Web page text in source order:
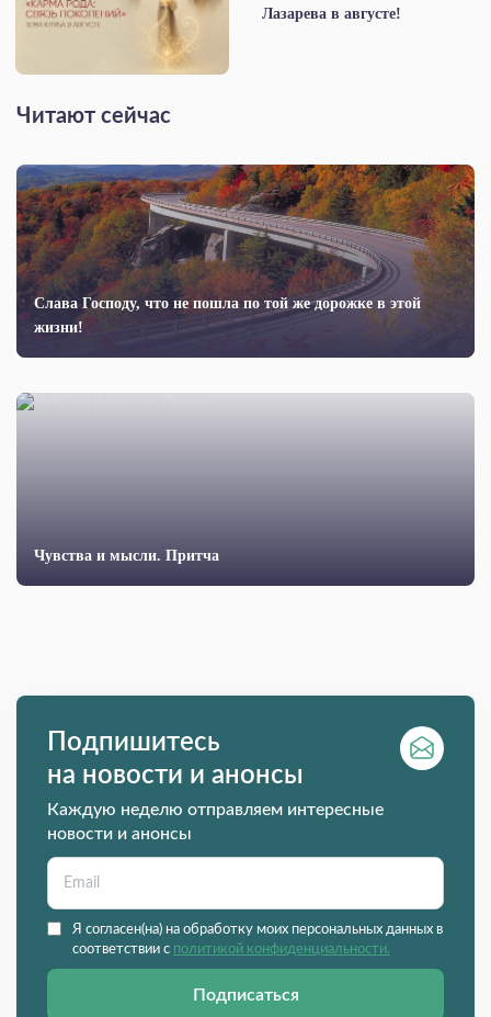
Лазарева в августе!
Читают сейчас
Слава Господу, что не пошла по той же дорожке в этой
жизни!
Чувства и мысли. Притча
Подпишитесь
на новости и анонсы
Каждую неделю отправляем интересные
новости и анонсы
Я согласен(на) на обработку моих персональных данных в
соответствии с политикой конфиденциальности.
Подписаться